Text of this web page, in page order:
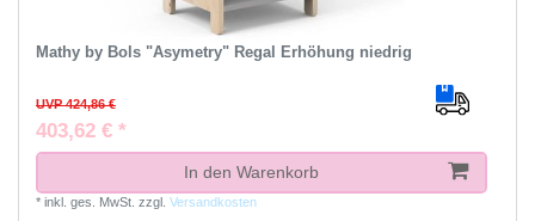
Mathy by Bols "Asymetry" Regal Erhöhung niedrig
UVP 424,86 €
403,62 € *
In den Warenkorb
* inkl. ges. MwSt. zzgl. Versandkosten